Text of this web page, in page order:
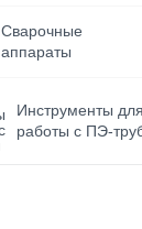
Сварочные
аппараты
Инструменты для
работы с ПЭ-